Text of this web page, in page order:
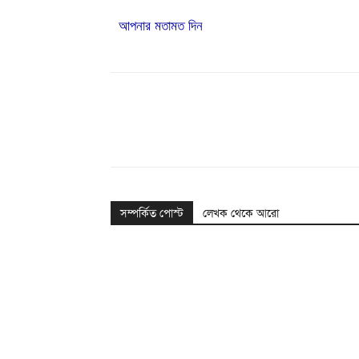
আপনার মতামত দিন
সম্পর্কিত পোস্ট লেখক থেকে আরো